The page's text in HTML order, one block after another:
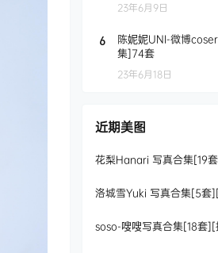
23年6月9日
6
陈妮妮UNI-微博
集]74套
23年6月18日
近期美图
花梨Hanari 写真合集[19
洛城雪Yuki 写真合集[5套
soso-嗖嗖写真合集[18套